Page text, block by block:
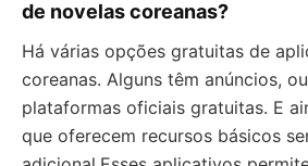
de novelas coreanas?
Há várias opções gratuitas de
coreanas. Alguns têm anúncios,
plataformas oficiais gratuitas. E
que oferecem recursos básicos